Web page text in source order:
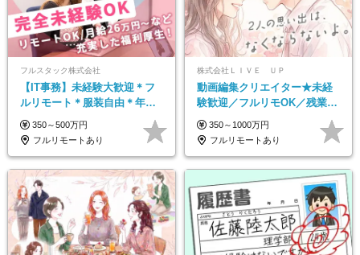
フルスタック株式会社
【IT事務】未経験大歓迎＊フ
ルリモート＊服装自由＊年休
125日以上＊残業なし＊月給26
万円以上
350～500万円
フルリモートあり
株式会社ＬＩＶＥ ＵＰ
動画編集クリエイター★未経
験歓迎／フルリモOK／残業な
し／年間休日125日／髪・服・
ネイル自由／研修充実で安心
350～1000万円
フルリモートあり